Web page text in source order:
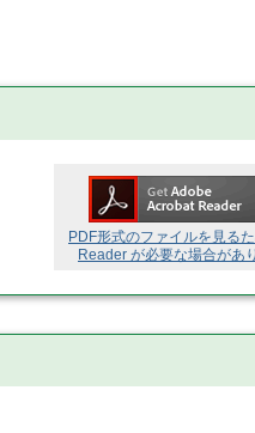
PDF形式のファイルを見る
Reader が必要な場合があ